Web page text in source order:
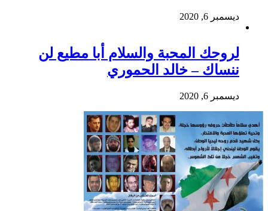
ديسمبر 6, 2020
لروحك المحبة والسلام أبا مطيع لن
ننساك – خالد الحموري
ديسمبر 6, 2020